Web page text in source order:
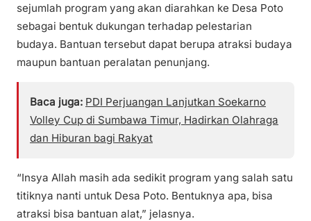
sejumlah program yang akan diarahkan ke Desa Poto
sebagai bentuk dukungan terhadap pelestarian
budaya. Bantuan tersebut dapat berupa atraksi budaya
maupun bantuan peralatan penunjang.
Baca juga: PDI Perjuangan Lanjutkan Soekarno
Volley Cup di Sumbawa Timur, Hadirkan Olahraga
dan Hiburan bagi Rakyat
“Insya Allah masih ada sedikit program yang salah satu
titiknya nanti untuk Desa Poto. Bentuknya apa, bisa
atraksi bisa bantuan alat,” jelasnya.